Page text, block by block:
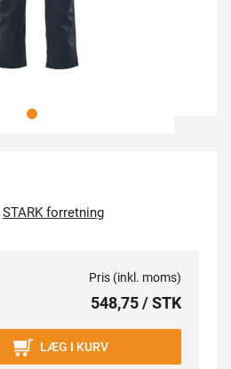
STARK forretning
Pris (inkl. moms)
548,75 / STK
LÆG I KURV